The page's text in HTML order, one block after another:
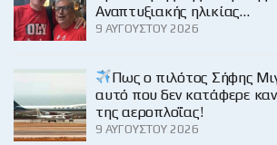
Αναπτυξιακής ηλικίας…
9 ΑΥΓΟΎΣΤΟΥ 2026
Πως ο πιλότος Σήφης
αυτό που δεν κατάφερε
της αεροπλοΐας!
9 ΑΥΓΟΎΣΤΟΥ 2026